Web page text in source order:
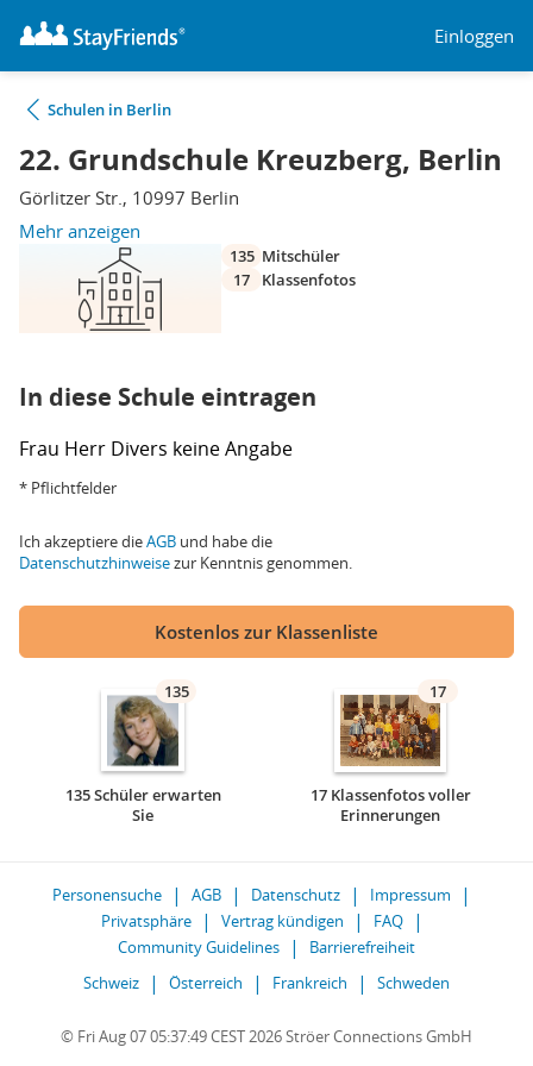
Einloggen
Schulen in Berlin
22. Grundschule Kreuzberg, Berlin
Görlitzer Str., 10997 Berlin
Mehr anzeigen
135 Mitschüler
17
Klassenfotos
In diese Schule eintragen
Frau Herr Divers keine Angabe
* Pflichtfelder
Ich akzeptiere dieAGB und habe die
Datenschutzhinweisezur Kenntnis genommen.
Kostenlos zur Klassenliste
135
135 Schüler erwarten
Sie
17
17 Klassenfotos voller
Erinnerungen
Personensuche AGB Datenschutz
Impressum
Privatsphäre
Vertrag kündigen
FAQ
Community Guidelines
Barrierefreiheit
Schweiz
Österreich Frankreich Schweden
© Fri Aug 07 05:37:49 CEST 2026 Ströer Connections GmbH